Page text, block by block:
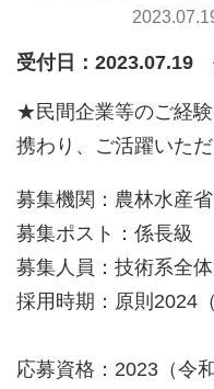
受付日：2023.07.19
★民間企業等のご経
携わり、ご活躍いた
募集機関：農林水産省
募集ポスト：係長級
募集人員：技術系全
採用時期：原則2024
応募資格：2023（令